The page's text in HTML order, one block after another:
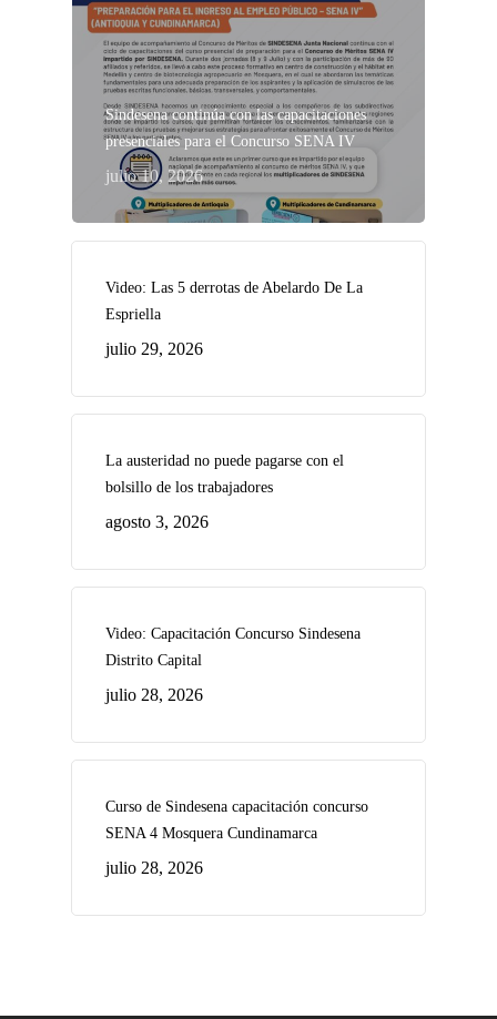
Sindesena continúa con las capacitaciones
presenciales para el Concurso SENA IV
julio 10, 2026
Video: Las 5 derrotas de Abelardo De La
Espriella
julio 29, 2026
La austeridad no puede pagarse con el
bolsillo de los trabajadores
agosto 3, 2026
Video: Capacitación Concurso Sindesena
Distrito Capital
julio 28, 2026
Curso de Sindesena capacitación concurso
SENA 4 Mosquera Cundinamarca
julio 28, 2026